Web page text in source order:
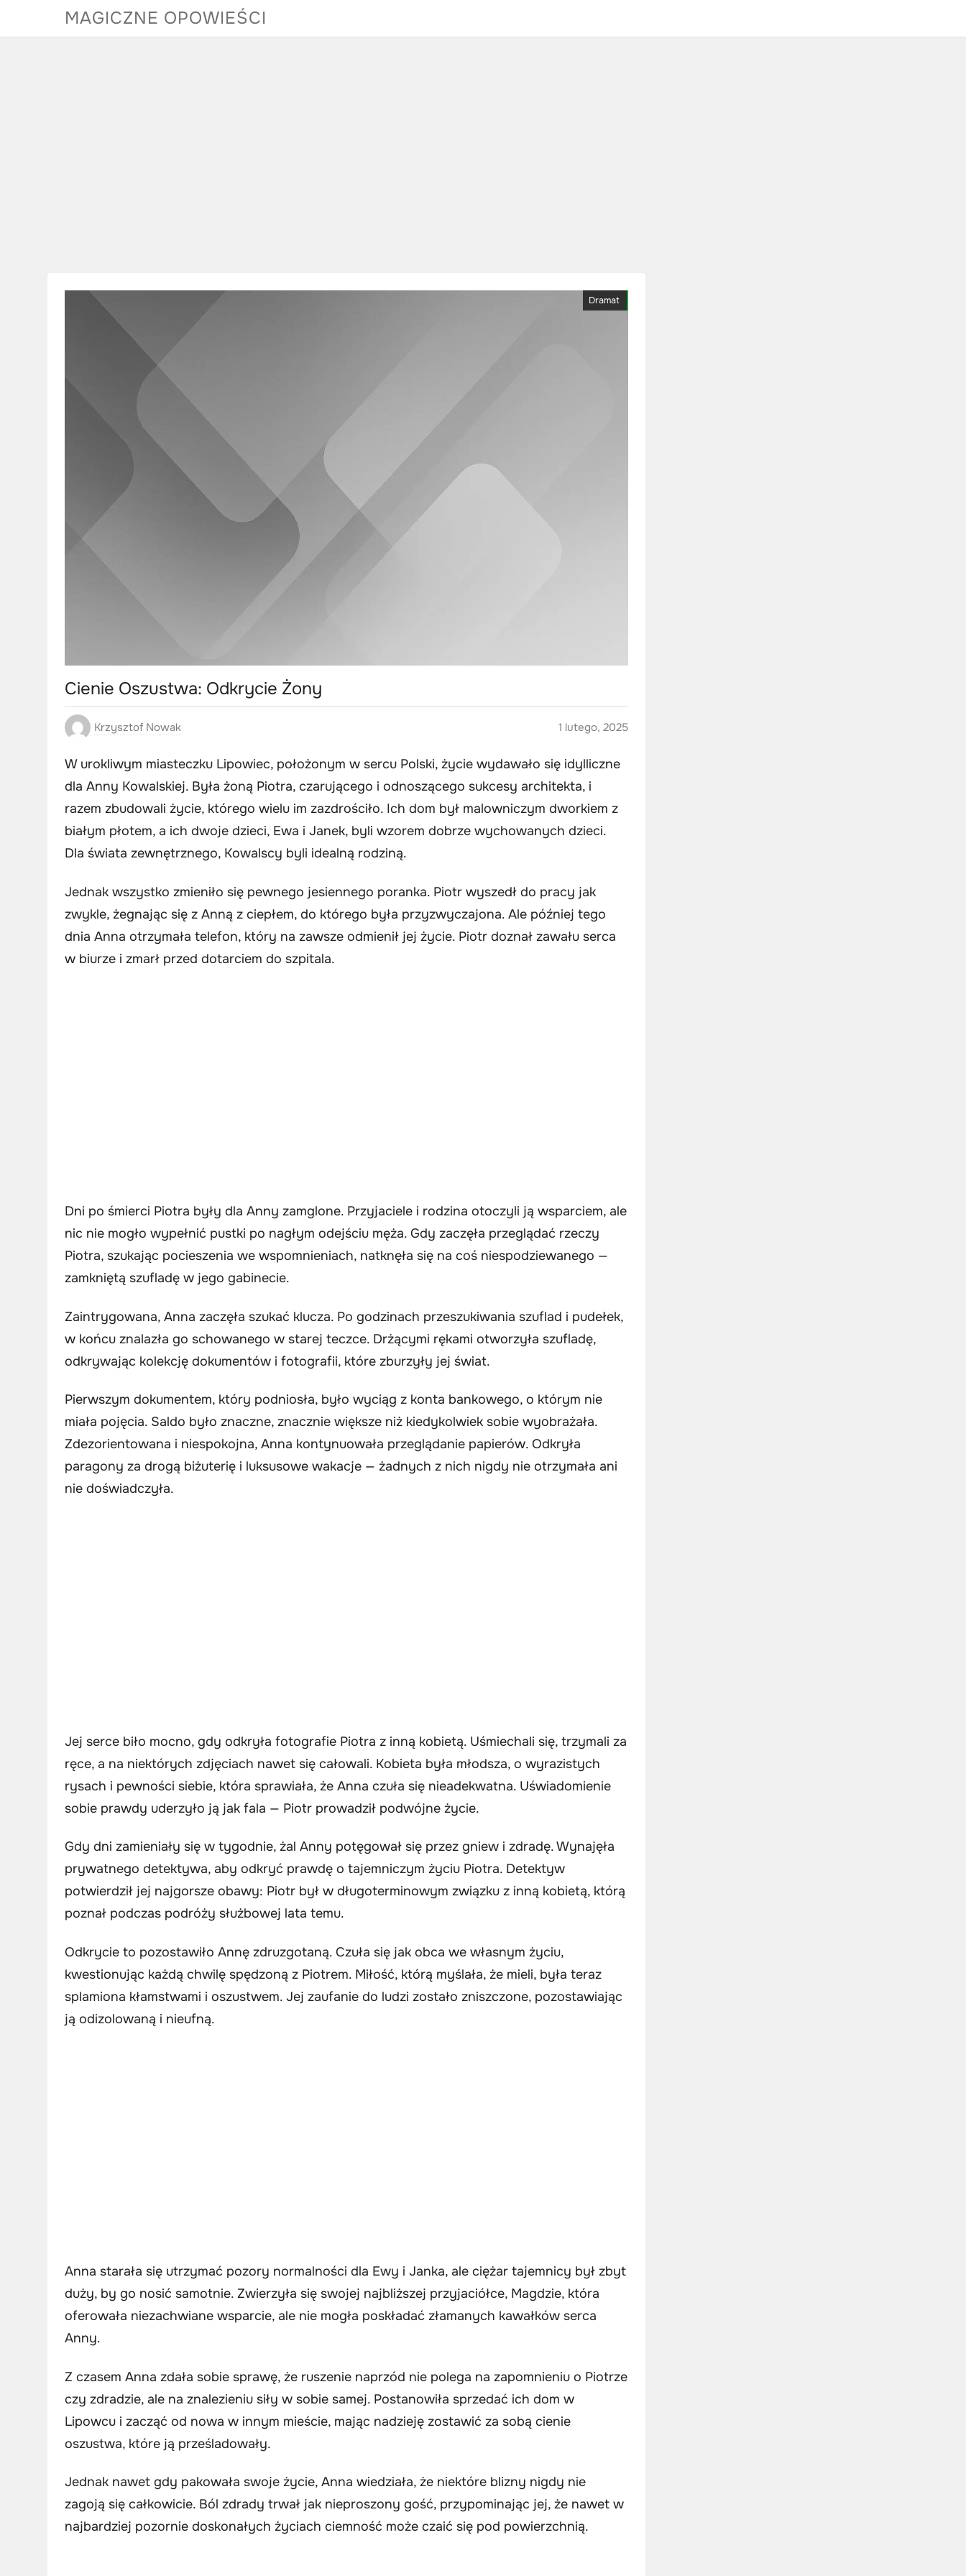
MAGICZNE OPOWIEŚCI
Dramat
Cienie Oszustwa: Odkrycie Żony
Krzysztof Nowak 1 lutego, 2025
W urokliwym miasteczku Lipowiec, położonym w sercu Polski, życie wydawało się idylliczne
dla Anny Kowalskiej. Była żoną Piotra, czarującego i odnoszącego sukcesy architekta, i
razem zbudowali życie, którego wielu im zazdrościło. Ich dom był malowniczym dworkiem z
białym płotem, a ich dwoje dzieci, Ewa i Janek, byli wzorem dobrze wychowanych dzieci.
Dla świata zewnętrznego, Kowalscy byli idealną rodziną.
Jednak wszystko zmieniło się pewnego jesiennego poranka. Piotr wyszedł do pracy jak
zwykle, żegnając się z Anną z ciepłem, do którego była przyzwyczajona. Ale później tego
dnia Anna otrzymała telefon, który na zawsze odmienił jej życie. Piotr doznał zawału serca
w biurze i zmarł przed dotarciem do szpitala.
Dni po śmierci Piotra były dla Anny zamglone. Przyjaciele i rodzina otoczyli ją wsparciem, ale
nic nie mogło wypełnić pustki po nagłym odejściu męża. Gdy zaczęła przeglądać rzeczy
Piotra, szukając pocieszenia we wspomnieniach, natknęła się na coś niespodziewanego —
zamkniętą szufladę w jego gabinecie.
Zaintrygowana, Anna zaczęła szukać klucza. Po godzinach przeszukiwania szuflad i pudełek,
w końcu znalazła go schowanego w starej teczce. Drżącymi rękami otworzyła szufladę,
odkrywając kolekcję dokumentów i fotografii, które zburzyły jej świat.
Pierwszym dokumentem, który podniosła, było wyciąg z konta bankowego, o którym nie
miała pojęcia. Saldo było znaczne, znacznie większe niż kiedykolwiek sobie wyobrażała.
Zdezorientowana i niespokojna, Anna kontynuowała przeglądanie papierów. Odkryła
paragony za drogą biżuterię i luksusowe wakacje — żadnych z nich nigdy nie otrzymała ani
nie doświadczyła.
Jej serce biło mocno, gdy odkryła fotografie Piotra z inną kobietą. Uśmiechali się, trzymali za
ręce, a na niektórych zdjęciach nawet się całowali. Kobieta była młodsza, o wyrazistych
rysach i pewności siebie, która sprawiała, że Anna czuła się nieadekwatna. Uświadomienie
sobie prawdy uderzyło ją jak fala — Piotr prowadził podwójne życie.
Gdy dni zamieniały się w tygodnie, żal Anny potęgował się przez gniew i zdradę. Wynajęła
prywatnego detektywa, aby odkryć prawdę o tajemniczym życiu Piotra. Detektyw
potwierdził jej najgorsze obawy: Piotr był w długoterminowym związku z inną kobietą, którą
poznał podczas podróży służbowej lata temu.
Odkrycie to pozostawiło Annę zdruzgotaną. Czuła się jak obca we własnym życiu,
kwestionując każdą chwilę spędzoną z Piotrem. Miłość, którą myślała, że mieli, była teraz
splamiona kłamstwami i oszustwem. Jej zaufanie do ludzi zostało zniszczone, pozostawiając
ją odizolowaną i nieufną.
Anna starała się utrzymać pozory normalności dla Ewy i Janka, ale ciężar tajemnicy był zbyt
duży, by go nosić samotnie. Zwierzyła się swojej najbliższej przyjaciółce, Magdzie, która
oferowała niezachwiane wsparcie, ale nie mogła poskładać złamanych kawałków serca
Anny.
Z czasem Anna zdała sobie sprawę, że ruszenie naprzód nie polega na zapomnieniu o Piotrze
czy zdradzie, ale na znalezieniu siły w sobie samej. Postanowiła sprzedać ich dom w
Lipowcu i zacząć od nowa w innym mieście, mając nadzieję zostawić za sobą cienie
oszustwa, które ją prześladowały.
Jednak nawet gdy pakowała swoje życie, Anna wiedziała, że niektóre blizny nigdy nie
zagoją się całkowicie. Ból zdrady trwał jak nieproszony gość, przypominając jej, że nawet w
najbardziej pozornie doskonałych życiach ciemność może czaić się pod powierzchnią.